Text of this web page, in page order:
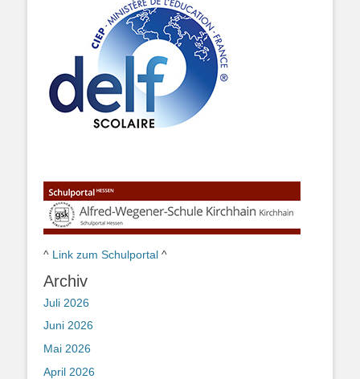
^ Link zum Schulportal ^
Archiv
Juli 2026
Juni 2026
Mai 2026
April 2026